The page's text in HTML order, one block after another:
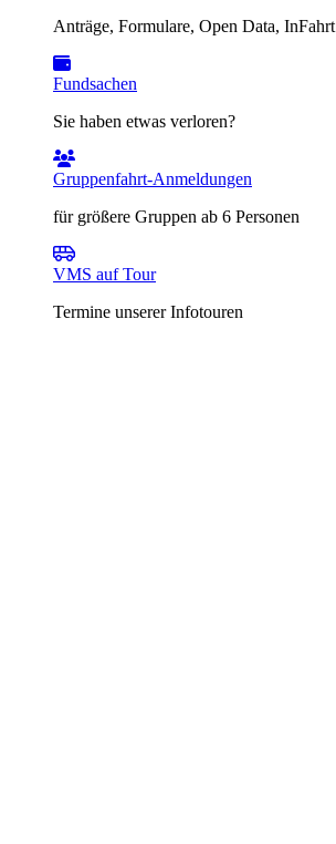
Anträge, Formulare, Open Data, InFahrt
Fundsachen
Sie haben etwas verloren?
Gruppenfahrt-Anmeldungen
für größere Gruppen ab 6 Personen
VMS auf Tour
Termine unserer Infotouren